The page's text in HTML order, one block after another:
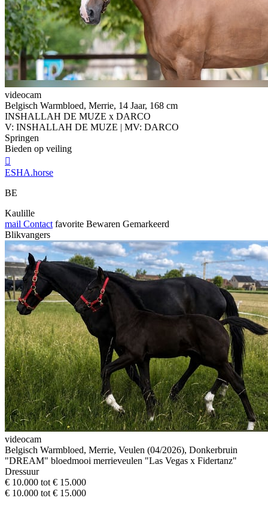
videocam
Belgisch Warmbloed, Merrie, 14 Jaar, 168 cm
INSHALLAH DE MUZE x DARCO
V: INSHALLAH DE MUZE | MV: DARCO
Springen
Bieden op veiling

ESHA.horse
BE
Kaulille
mail Contact favorite Bewaren Gemarkeerd
Blikvangers
videocam
Belgisch Warmbloed, Merrie, Veulen (04/2026), Donkerbruin
"DREAM" bloedmooi merrieveulen "Las Vegas x Fidertanz"
Dressuur
€ 10.000 tot € 15.000
€ 10.000 tot € 15.000